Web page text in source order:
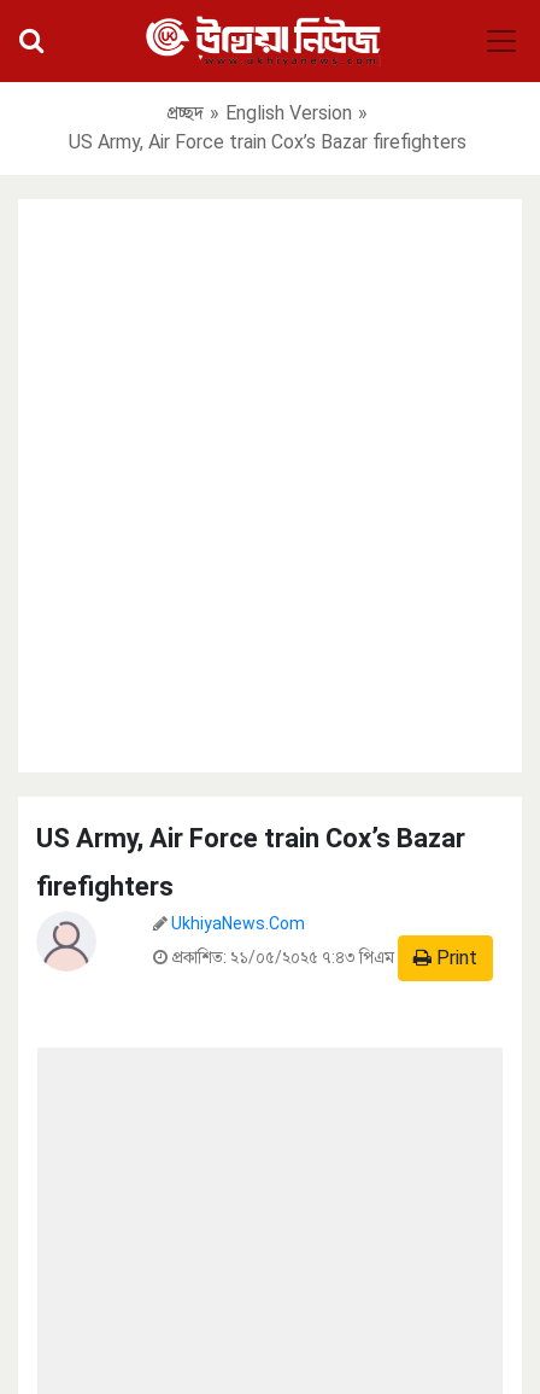
প্রচ্ছদ » English Version »
US Army, Air Force train Cox’s Bazar firefighters
US Army, Air Force train Cox’s Bazar
firefighters
UkhiyaNews.Com
প্রকাশিত: ২১/০৫/২০২৫ ৭:৪৩ পিএম Print